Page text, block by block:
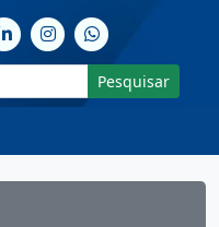
Pesquisar